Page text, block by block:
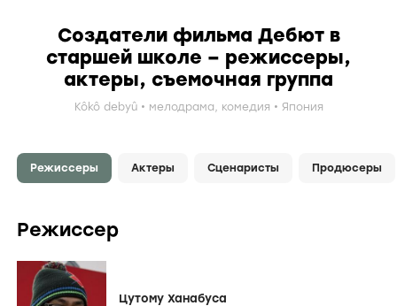
Создатели фильма Дебют в
старшей школе – режиссеры,
актеры, съемочная группа
Kôkô debyû мелодрама, комедия Япония
Режиссеры Актеры Сценаристы Продюсеры
Режиссер
Цутому Ханабуса